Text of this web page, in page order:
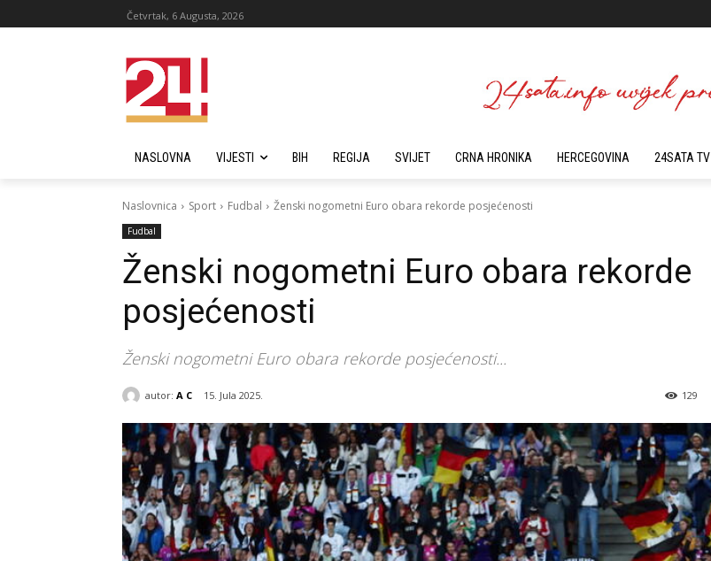
Četvrtak, 6 Augusta, 2026
NASLOVNA VIJESTI BIH REGIJA SVIJET CRNA HRONIKA HERCEGOVINA 24SATA TV
Naslovnica Sport Fudbal Ženski nogometni Euro obara rekorde posjećenosti
Fudbal
Ženski nogometni Euro obara rekorde
posjećenosti
Ženski nogometni Euro obara rekorde posjećenosti...
autor: A C 15. Jula 2025. 129